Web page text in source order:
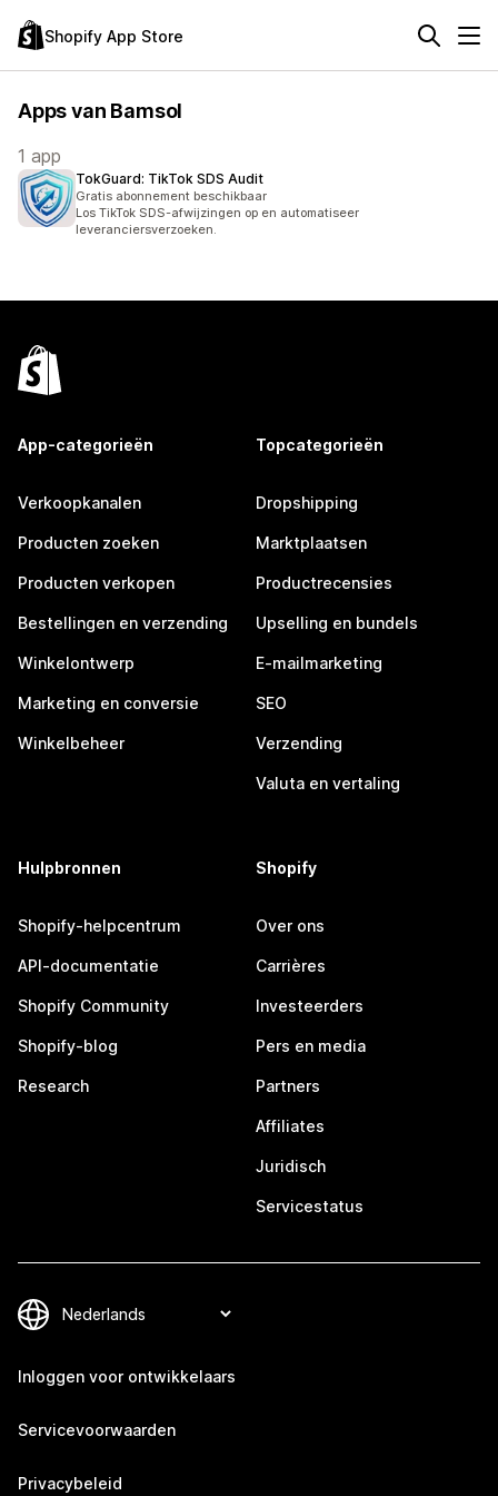
Shopify App Store
Apps van Bamsol
1 app
TokGuard: TikTok SDS Audit
Gratis abonnement beschikbaar
Los TikTok SDS-afwijzingen op en automatiseer
leveranciersverzoeken.
App-categorieën
Verkoopkanalen
Producten zoeken
Producten verkopen
Bestellingen en verzending
Winkelontwerp
Marketing en conversie
Winkelbeheer
Topcategorieën
Dropshipping
Marktplaatsen
Productrecensies
Upselling en bundels
E-mailmarketing
SEO
Verzending
Valuta en vertaling
Hulpbronnen
Shopify-helpcentrum
API-documentatie
Shopify Community
Shopify-blog
Research
Shopify
Over ons
Carrières
Investeerders
Pers en media
Partners
Affiliates
Juridisch
Servicestatus
Inloggen voor ontwikkelaars
Servicevoorwaarden
Privacybeleid